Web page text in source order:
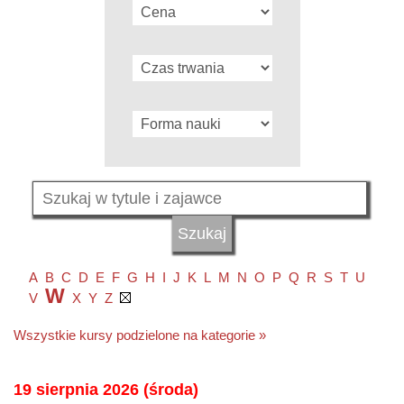
A B C D E F G H I J K L M N O P Q R S T U
V W X Y Z
Wszystkie kursy podzielone na kategorie »
19 sierpnia 2026 (środa)